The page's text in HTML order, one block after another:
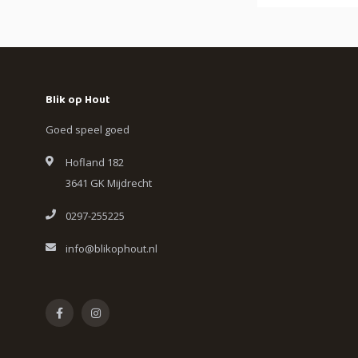
Blik op Hout
Goed speel goed
Hofland 182
3641 GK Mijdrecht
0297-255225
info@blikophout.nl